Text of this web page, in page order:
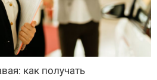
как получать